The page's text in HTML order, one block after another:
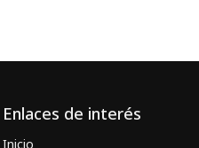
Enlaces de interés
Inicio